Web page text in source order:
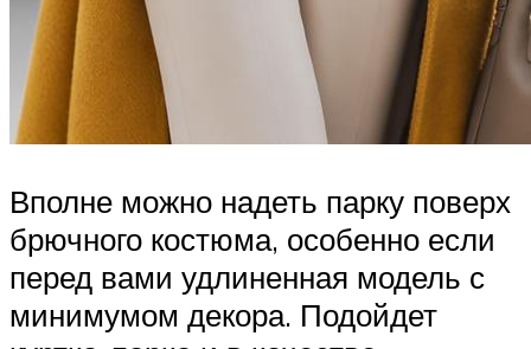
Вполне можно надеть парку поверх
брючного костюма, особенно если
перед вами удлиненная модель с
минимумом декора. Подойдет